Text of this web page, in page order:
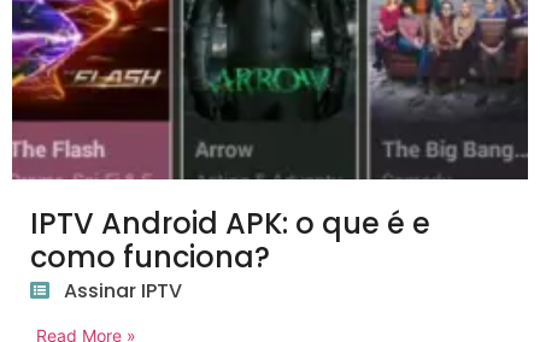
IPTV Android APK: o que é e
como funciona?
Assinar IPTV
Read More »